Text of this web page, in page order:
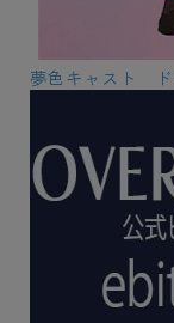
夢色キャスト ド